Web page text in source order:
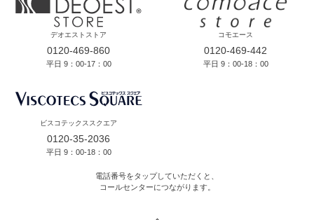
デオエストストア
0120-469-860
平日 9：00-17：00
コモエース
0120-469-442
平日 9：00-18：00
ビスコテックススクエア
0120-35-2036
平日 9：00-18：00
電話番号をタップしていただくと、
コールセンターにつながります。